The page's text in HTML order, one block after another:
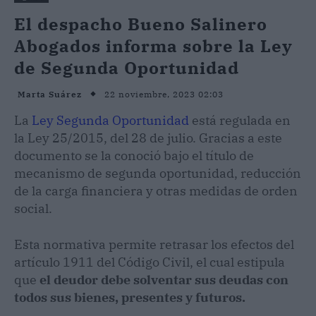
El despacho Bueno Salinero
Abogados informa sobre la Ley
de Segunda Oportunidad
Marta Suárez 22 noviembre, 2023 02:03
La Ley Segunda Oportunidad está regulada en
la Ley 25/2015, del 28 de julio. Gracias a este
documento se la conoció bajo el título de
mecanismo de segunda oportunidad, reducción
de la carga financiera y otras medidas de orden
social.
Esta normativa permite retrasar los efectos del
artículo 1911 del Código Civil, el cual estipula
que el deudor debe solventar sus deudas con
todos sus bienes, presentes y futuros.